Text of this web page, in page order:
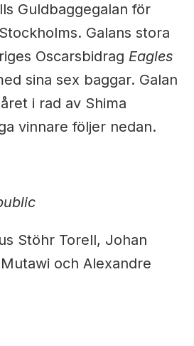
Guldbaggegalan för
Galans stora
Oscarsbidrag Eagles
sina sex baggar. Galan
i rad av Shima
vinnare följer nedan.
Stöhr Torell, Johan
och Alexandre